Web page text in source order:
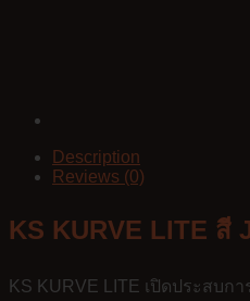
Description
Reviews (0)
KS KURVE LITE สี
KS KURVE LITE เปิดประสบ